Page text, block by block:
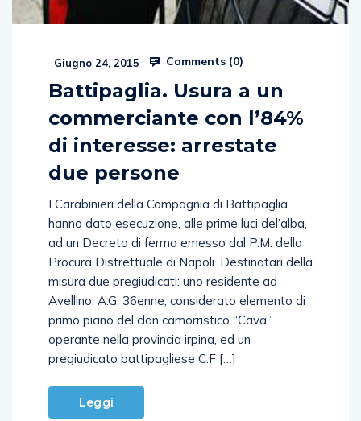
Giugno 24, 2015 Comments (0)
Battipaglia. Usura a un
commerciante con l’84%
di interesse: arrestate
due persone
I Carabinieri della Compagnia di Battipaglia
hanno dato esecuzione, alle prime luci del’alba,
ad un Decreto di fermo emesso dal P.M. della
Procura Distrettuale di Napoli. Destinatari della
misura due pregiudicati: uno residente ad
Avellino, A.G. 36enne, considerato elemento di
primo piano del clan camorristico “Cava”
operante nella provincia irpina, ed un
pregiudicato battipagliese C.F […]
Leggi